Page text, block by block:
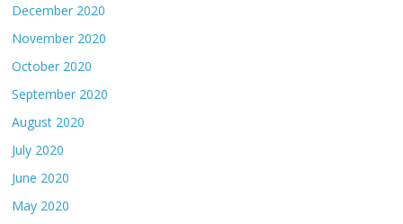
December 2020
November 2020
October 2020
September 2020
August 2020
July 2020
June 2020
May 2020